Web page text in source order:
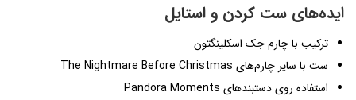
ایده‌های ست کردن و استایل
ترکیب با چارم جک اسکلینگتون
ست با سایر چارم‌های The Nightmare Before Christmas
استفاده روی دستبندهای Pandora Moments